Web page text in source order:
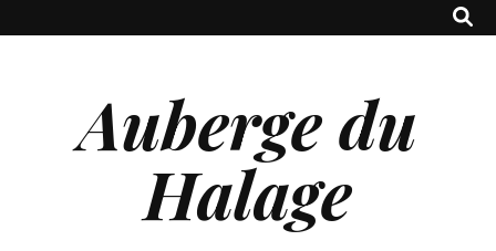
Auberge du
Halage